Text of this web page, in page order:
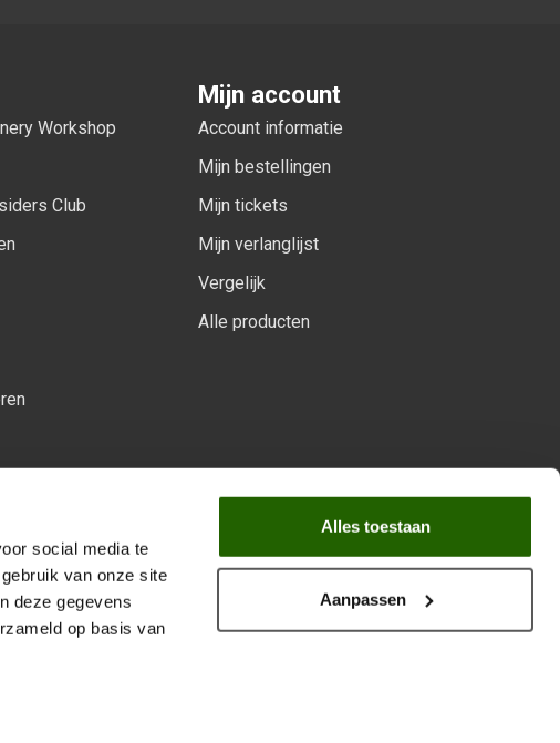
social media te
van onze site
deze gegevens
op basis van
Alles toestaan
Aanpassen
Workshop
Club
Mijn account
Account informatie
Mijn bestellingen
Mijn tickets
Mijn verlanglijst
Vergelijk
Alle producten